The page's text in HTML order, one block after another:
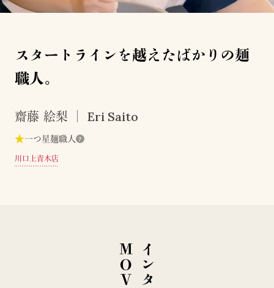
スタートラインを越えたばかりの麺
職人。
齋藤 絵梨 Eri Saito
★一つ星麺職人 ?
川口上青木店